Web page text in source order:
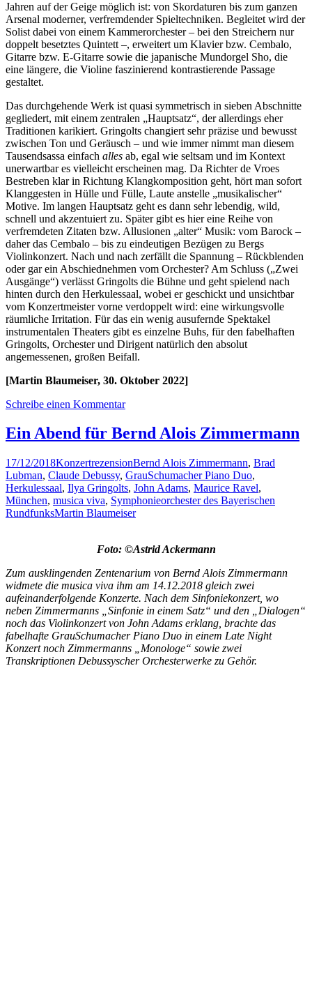
Jahren auf der Geige möglich ist: von Skordaturen bis zum ganzen
Arsenal moderner, verfremdender Spieltechniken. Begleitet wird der
Solist dabei von einem Kammerorchester – bei den Streichern nur
doppelt besetztes Quintett –, erweitert um Klavier bzw. Cembalo,
Gitarre bzw. E-Gitarre sowie die japanische Mundorgel Sho, die
eine längere, die Violine faszinierend kontrastierende Passage
gestaltet.
Das durchgehende Werk ist quasi symmetrisch in sieben Abschnitte
gegliedert, mit einem zentralen „Hauptsatz“, der allerdings eher
Traditionen karikiert. Gringolts changiert sehr präzise und bewusst
zwischen Ton und Geräusch – und wie immer nimmt man diesem
Tausendsassa einfach alles ab, egal wie seltsam und im Kontext
unerwartbar es vielleicht erscheinen mag. Da Richter de Vroes
Bestreben klar in Richtung Klangkomposition geht, hört man sofort
Klanggesten in Hülle und Fülle, Laute anstelle „musikalischer“
Motive. Im langen Hauptsatz geht es dann sehr lebendig, wild,
schnell und akzentuiert zu. Später gibt es hier eine Reihe von
verfremdeten Zitaten bzw. Allusionen „alter“ Musik: vom Barock –
daher das Cembalo – bis zu eindeutigen Bezügen zu Bergs
Violinkonzert. Nach und nach zerfällt die Spannung – Rückblenden
oder gar ein Abschiednehmen vom Orchester? Am Schluss („Zwei
Ausgänge“) verlässt Gringolts die Bühne und geht spielend nach
hinten durch den Herkulessaal, wobei er geschickt und unsichtbar
vom Konzertmeister vorne verdoppelt wird: eine wirkungsvolle
räumliche Irritation. Für das ein wenig ausufernde Spektakel
instrumentalen Theaters gibt es einzelne Buhs, für den fabelhaften
Gringolts, Orchester und Dirigent natürlich den absolut
angemessenen, großen Beifall.
[Martin Blaumeiser, 30. Oktober 2022]
Schreibe einen Kommentar
Ein Abend für Bernd Alois Zimmermann
17/12/2018KonzertrezensionBernd Alois Zimmermann, Brad
Lubman, Claude Debussy, GrauSchumacher Piano Duo,
Herkulessaal, Ilya Gringolts, John Adams, Maurice Ravel,
München, musica viva, Symphonieorchester des Bayerischen
RundfunksMartin Blaumeiser
Foto: ©Astrid Ackermann
Zum ausklingenden Zentenarium von Bernd Alois Zimmermann
widmete die musica viva ihm am 14.12.2018 gleich zwei
aufeinanderfolgende Konzerte. Nach dem Sinfoniekonzert, wo
neben Zimmermanns „Sinfonie in einem Satz“ und den „Dialogen“
noch das Violinkonzert von John Adams erklang, brachte das
fabelhafte GrauSchumacher Piano Duo in einem Late Night
Konzert noch Zimmermanns „Monologe“ sowie zwei
Transkriptionen Debussyscher Orchesterwerke zu Gehör.